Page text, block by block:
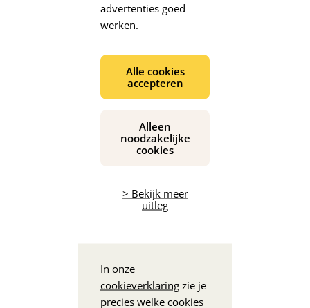
advertenties goed
werken.
Alle cookies
accepteren
Alleen
noodzakelijke
cookies
> Bekijk meer
uitleg
In onze
cookieverklaring zie je
precies welke cookies
De inhoud wordt geladen...